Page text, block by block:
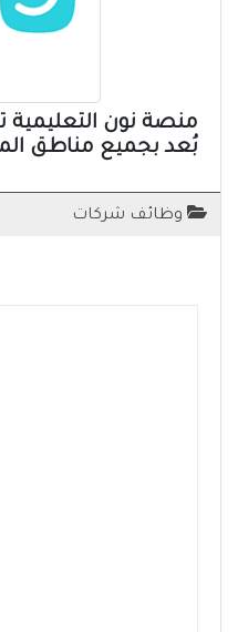
منصة نون
بُعد بجميع مناطق
وظائف شركات